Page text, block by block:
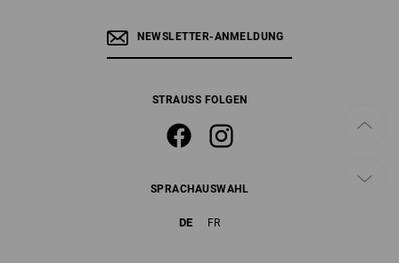
NEWSLETTER-ANMELDUNG
STRAUSS FOLGEN
SPRACHAUSWAHL
DE FR